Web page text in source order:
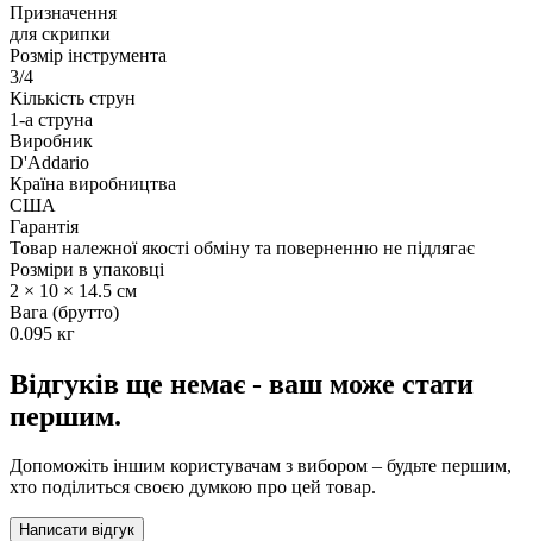
Призначення
для скрипки
Розмір інструмента
3/4
Кількість струн
1-а струна
Виробник
D'Addario
Країна виробництва
США
Гарантія
Товар належної якості обміну та поверненню не підлягає
Розміри в упаковці
2 × 10 × 14.5 см
Вага (брутто)
0.095 кг
Відгуків ще немає - ваш може стати
першим.
Допоможіть іншим користувачам з вибором – будьте першим,
хто поділиться своєю думкою про цей товар.
Написати відгук